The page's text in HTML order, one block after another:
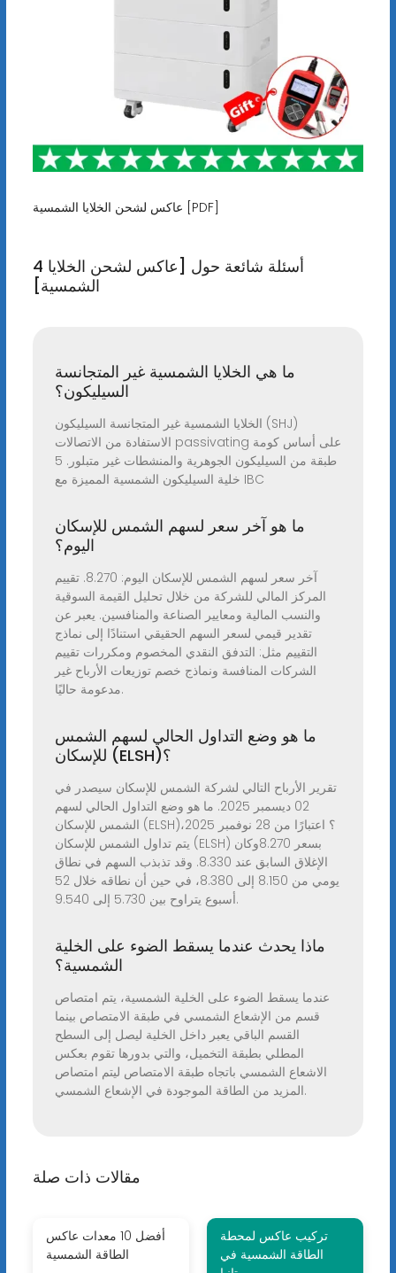
عاكس لشحن الخلايا الشمسية [PDF]
4 أسئلة شائعة حول [عاكس لشحن الخلايا
الشمسية]
ما هي الخلايا الشمسية غير المتجانسة
السيليكون؟
الخلايا الشمسية غير المتجانسة السيليكون (SHJ)
الاستفادة من الاتصالات passivating على أساس كومة
طبقة من السيليكون الجوهرية والمنشطات غير متبلور. 5
خلية السيليكون الشمسية المميزة مع IBC
ما هو آخر سعر لسهم الشمس للإسكان
اليوم؟
آخر سعر لسهم الشمس للإسكان اليوم: 8.270. تقييم
المركز المالي للشركة من خلال تحليل القيمة السوقية
والنسب المالية ومعايير الصناعة والمنافسين. يعبر عن
تقدير قيمي لسعر السهم الحقيقي استنادًا إلى نماذج
التقييم مثل: التدفق النقدي المخصوم ومكررات تقييم
الشركات المنافسة ونماذج خصم توزيعات الأرباح غير
مدعومة حاليًا.
ما هو وضع التداول الحالي لسهم الشمس
للإسكان (ELSH)؟
تقرير الأرباح التالي لشركة الشمس للإسكان سيصدر في
02 ديسمبر 2025. ما هو وضع التداول الحالي لسهم
الشمس للإسكان (ELSH)؟ اعتبارًا من 28 نوفمبر 2025،
يتم تداول الشمس للإسكان (ELSH) بسعر 8.270وكان
الإغلاق السابق عند 8.330. وقد تذبذب السهم في نطاق
يومي من 8.150 إلى 8.380، في حين أن نطاقه خلال 52
أسبوع يتراوح بين 5.730 إلى 9.540.
ماذا يحدث عندما يسقط الضوء على الخلية
الشمسية؟
عندما يسقط الضوء على الخلية الشمسية، يتم امتصاص
قسم من الإشعاع الشمسي في طبقة الامتصاص بينما
القسم الباقي يعبر داخل الخلية ليصل إلى السطح
المطلي بطبقة التخميل، والتي بدورها تقوم بعكس
الاشعاع الشمسي باتجاه طبقة الامتصاص ليتم امتصاص
المزيد من الطاقة الموجودة في الإشعاع الشمسي.
مقالات ذات صلة
أفضل 10 معدات عاكس
الطاقة الشمسية
تركيب عاكس لمحطة
الطاقة الشمسية في